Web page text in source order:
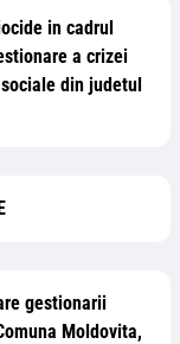
in cadrul
a crizei
din judetul
gestionarii
Moldovita,